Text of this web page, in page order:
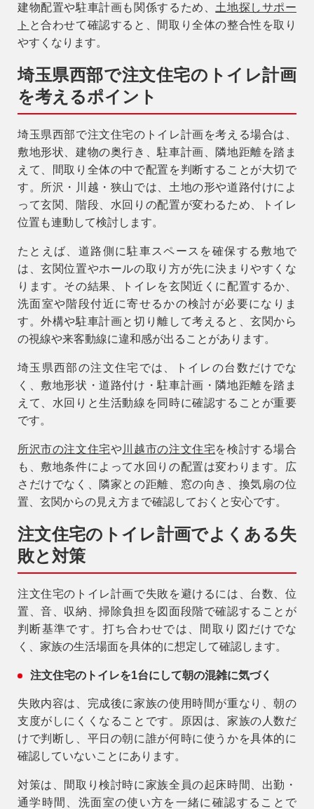
建物配置や駐車計画も関係するため、 土地探しサポー
ト と合わせて確認すると、間取り全体の整合性を取り
やすくなります。
埼玉県西部で注文住宅のトイレ計画
を考えるポイント
埼玉県西部で注文住宅のトイレ計画を考える場合は、
敷地形状、建物の奥行き、駐車計画、隣地距離を踏ま
えて、間取り全体の中で配置を判断することが大切で
す。所沢・川越・狭山では、土地の形や道路付けによ
って玄関、階段、水回りの配置が変わるため、トイレ
位置も連動して検討します。
たとえば、道路側に駐車スペースを確保する敷地で
は、玄関位置やホールの取り方が先に決まりやすくな
ります。その結果、トイレを玄関近くに配置するか、
洗面室や階段付近に寄せるかの検討が必要になりま
す。外構や駐車計画と切り離して考えると、玄関から
の視線や来客動線に違和感が出ることがあります。
埼玉県西部の注文住宅では、トイレの台数だけでな
く、敷地形状・道路付け・駐車計画・隣地距離を踏ま
えて、水回りと生活動線を同時に確認することが重要
です。
所沢市の注文住宅や川越市の注文住宅を検討する場合
も、敷地条件によって水回りの配置は変わります。広
さだけでなく、隣家との距離、窓の向き、換気扇の位
置、玄関からの見え方まで確認しておくと安心です。
注文住宅のトイレ計画でよくある失
敗と対策
注文住宅のトイレ計画で失敗を避けるには、台数、位
置、音、収納、掃除負担を図面段階で確認することが
判断基準です。打ち合わせでは、間取り図だけでな
く、家族の生活場面を具体的に想定して確認します。
注文住宅のトイレを1台にして朝の混雑に気づく
失敗内容は、完成後に家族の使用時間が重なり、朝の
支度がしにくくなることです。原因は、家族の人数だ
けで判断し、平日の朝に誰が何時に使うかを具体的に
確認していないことにあります。
対策は、間取り検討時に家族全員の起床時間、出勤・
通学時間、洗面室の使い方を一緒に確認することで